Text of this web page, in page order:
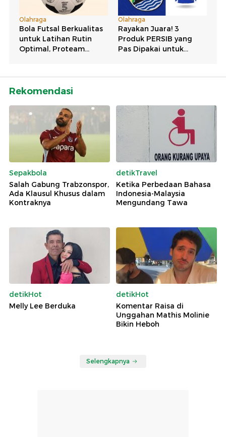
Rekomendasi
Sepakbola
Salah Gabung Trabzonspor,
Ada Klausul Khusus dalam
Kontraknya
detikTravel
Ketika Perbedaan Bahasa
Indonesia-Malaysia
Mengundang Tawa
detikHot
Melly Lee Berduka
detikHot
Komentar Raisa di
Unggahan Mathis Molinie
Bikin Heboh
Selengkapnya